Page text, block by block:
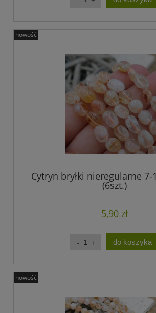
Cytryn bryłki nieregularne 7-
(6szt.)
5,90 zł
do koszyka
nowość
nowość